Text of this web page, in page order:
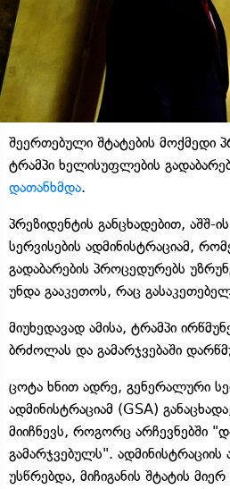
შეერთებული შტატების
ტრამპი ხელისუფლების
დათანხმდა.
პრეზიდენტის განცხადებით, აშშ-
სერვისების ადმინისტრაციამ,
გადაბარების პროცედურებს
უნდა გააკეთოს, რაც
მიუხედავად ამისა, ტრამპი
ბრძოლას და გამარჯვებაში
ცოტა ხნით ადრე, გენერალური
ადმინისტრაციამ (GSA)
მიიჩნევს, როგორც არჩევნებში
გამარჯვებულს". ადმინისტრაციის
უსწრებდა, მიჩიგანის შტატის